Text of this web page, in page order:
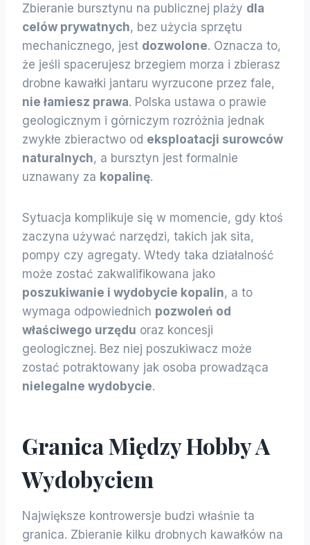
Zbieranie bursztynu na publicznej plaży dla
celów prywatnych, bez użycia sprzętu
mechanicznego, jest dozwolone. Oznacza to,
że jeśli spacerujesz brzegiem morza i zbierasz
drobne kawałki jantaru wyrzucone przez fale,
nie łamiesz prawa. Polska ustawa o prawie
geologicznym i górniczym rozróżnia jednak
zwykłe zbieractwo od eksploatacji surowców
naturalnych, a bursztyn jest formalnie
uznawany za kopalinę.
Sytuacja komplikuje się w momencie, gdy ktoś
zaczyna używać narzędzi, takich jak sita,
pompy czy agregaty. Wtedy taka działalność
może zostać zakwalifikowana jako
poszukiwanie i wydobycie kopalin, a to
wymaga odpowiednich pozwoleń od
właściwego urzędu oraz koncesji
geologicznej. Bez niej poszukiwacz może
zostać potraktowany jak osoba prowadząca
nielegalne wydobycie.
Granica Między Hobby A
Wydobyciem
Największe kontrowersje budzi właśnie ta
granica. Zbieranie kilku drobnych kawałków na